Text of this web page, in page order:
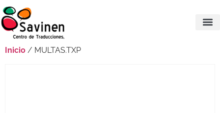
Inicio / MULTAS.TXP